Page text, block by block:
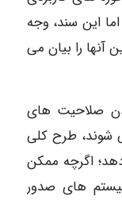
این سند، وجه
آنها را بیان می
صلاحیت های
شوند، طرح کلی
اگرچه ممکن
های صدور